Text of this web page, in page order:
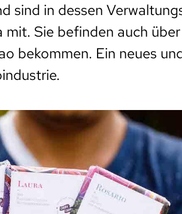
sind in dessen
Sie befinden auch
bekommen. Ein neues